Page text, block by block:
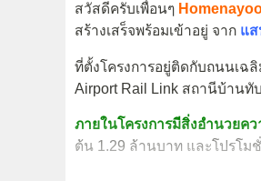
สวัสดีครับเพื่อนๆ
สร้างเสร็จพร้อมเข้าอยู่ จาก แ
ที่ตั้งโครงการอยู่ติดกับถนนเฉ
Airport Rail Link สถานีบ้าน
ภายในโครงการมีสิ่งอำนวยค
ต้น 1.29 ล้านบาท และโปรโม